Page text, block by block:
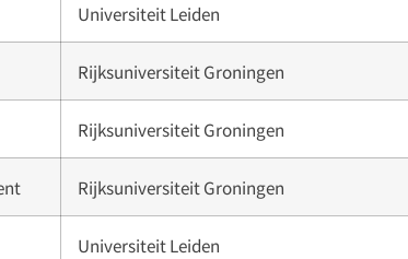
Universiteit Leiden
Rijksuniversiteit Groningen
Rijksuniversiteit Groningen
Rijksuniversiteit Groningen
Universiteit Leiden